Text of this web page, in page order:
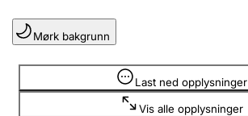
Lag og forening
Registrere, endre, slette
Mørk bakgrunn
Last ned opplysninger
Vis alle opplysninger
Opplysninger er skjult